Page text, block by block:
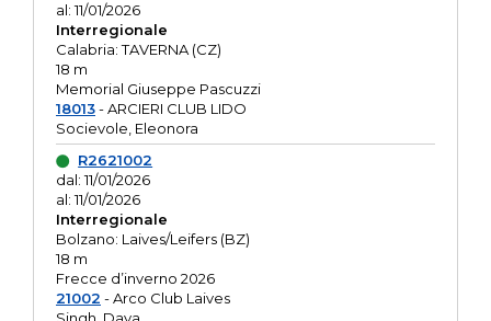
al: 11/01/2026
Interregionale
Calabria: TAVERNA (CZ)
18 m
Memorial Giuseppe Pascuzzi
18013- ARCIERI CLUB LIDO
Socievole, Eleonora
R2621002
dal: 11/01/2026
al: 11/01/2026
Interregionale
Bolzano: Laives/Leifers (BZ)
18 m
Frecce d’inverno 2026
21002 - Arco Club Laives